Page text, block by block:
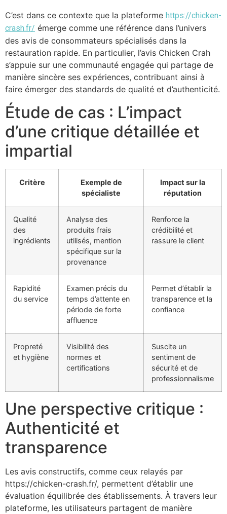
C’est dans ce contexte que la plateforme https://chicken-
crash.fr/ émerge comme une référence dans l’univers
des avis de consommateurs spécialisés dans la
restauration rapide. En particulier, l’avis Chicken Crah
s’appuie sur une communauté engagée qui partage de
manière sincère ses expériences, contribuant ainsi à
faire émerger des standards de qualité et d’authenticité.
Étude de cas : L’impact
d’une critique détaillée et
impartial
Critère
Exemple de
spécialiste
Impact sur la
réputation
Qualité
des
ingrédients
Analyse des
produits frais
utilisés, mention
spécifique sur la
provenance
Renforce la
crédibilité et
rassure le client
Rapidité
du service
Examen précis du
temps d’attente en
période de forte
affluence
Permet d’établir la
transparence et la
confiance
Propreté
et hygiène
Visibilité des
normes et
certifications
Suscite un
sentiment de
sécurité et de
professionnalisme
Une perspective critique :
Authenticité et
transparence
Les avis constructifs, comme ceux relayés par
https://chicken-crash.fr/, permettent d’établir une
évaluation équilibrée des établissements. À travers leur
plateforme, les utilisateurs partagent de manière